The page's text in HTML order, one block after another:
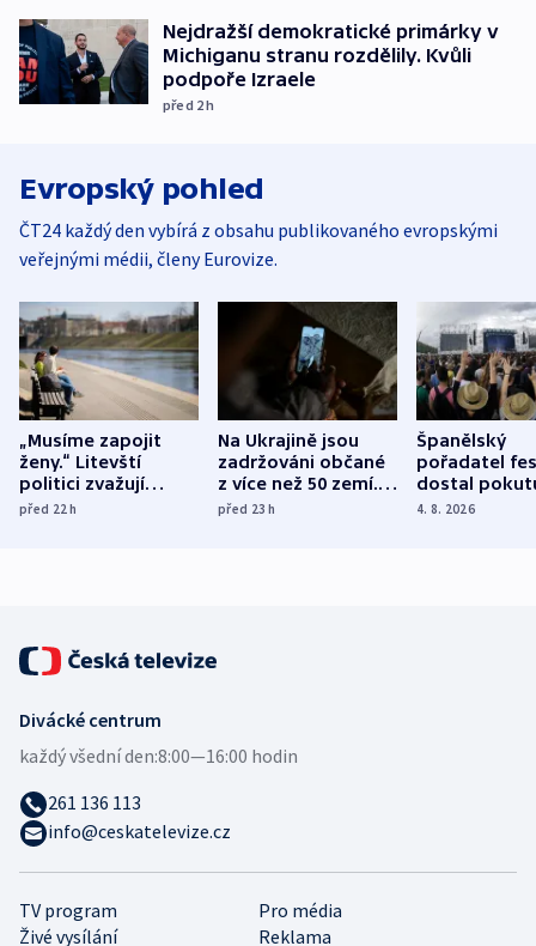
Nejdražší demokratické primárky v
Michiganu stranu rozdělily. Kvůli
podpoře Izraele
před 2h
Evropský pohled
ČT24 každý den vybírá z obsahu publikovaného evropskými
veřejnými médii, členy Eurovize.
„Musíme zapojit
ženy.“ Litevští
politici zvažují
dohodu o
před 22h
Na Ukrajině jsou
zadržováni občané
z více než 50 zemí.
Bojovali na straně
před 23h
Španělský
pořadatel
dostal
nekalé
4. 8. 2026
TV program
Pro média
Živé vysílání
Reklama
Divácké centrum
každý všední den:8:00—16:00 hodin
261 136 113
info@ceskatelevize.cz